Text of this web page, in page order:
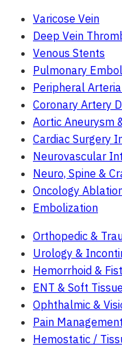
Varicose Vein
Deep Vein
Venous Stents
Pulmonary
Peripheral
Coronary Artery
Aortic Aneurysm
Cardiac Surgery
Neurovascular
Neuro, Spine &
Oncology
Embolization
Orthopedic &
Urology &
Hemorrhoid &
ENT & Soft
Ophthalmic &
Pain
Hemostatic /